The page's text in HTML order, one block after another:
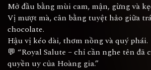
Mở đầu bằng mùi cam, mận, gừng và
Vị mượt mà, cân bằng tuyệt hảo giữa
chocolate.
Hậu vị kéo dài, thơm nồng và quý phái.
💬 “Royal Salute – chỉ cần nghe tên đã
quyền uy của Hoàng gia.”